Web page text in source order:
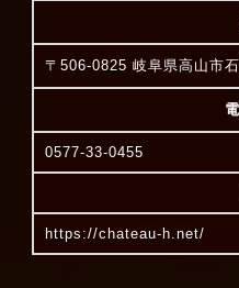
〒506-0825 岐阜県高山市
0577-33-0455
https://chateau-h.net/